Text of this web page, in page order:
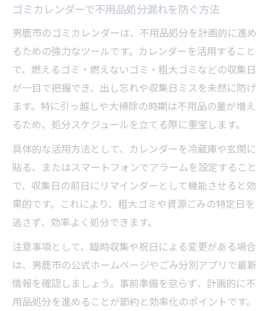
ゴミカレンダーで不用品処分漏れを防ぐ方法
男鹿市のゴミカレンダーは、不用品処分を計画的に進め
るための強力なツールです。カレンダーを活用すること
で、燃えるゴミ・燃えないゴミ・粗大ゴミなどの収集日
が一目で把握でき、出し忘れや収集日ミスを未然に防げ
ます。特に引っ越しや大掃除の時期は不用品の量が増え
るため、処分スケジュールを立てる際に重宝します。
具体的な活用方法として、カレンダーを冷蔵庫や玄関に
貼る、またはスマートフォンでアラームを設定すること
で、収集日の前日にリマインダーとして機能させると効
果的です。これにより、粗大ゴミや資源ごみの特定日を
逃さず、効率よく処分できます。
注意事項として、臨時収集や祝日による変更がある場合
は、男鹿市の公式ホームページやごみ分別アプリで最新
情報を確認しましょう。事前準備を怠らず、計画的に不
用品処分を進めることが節約と効率化のポイントです。